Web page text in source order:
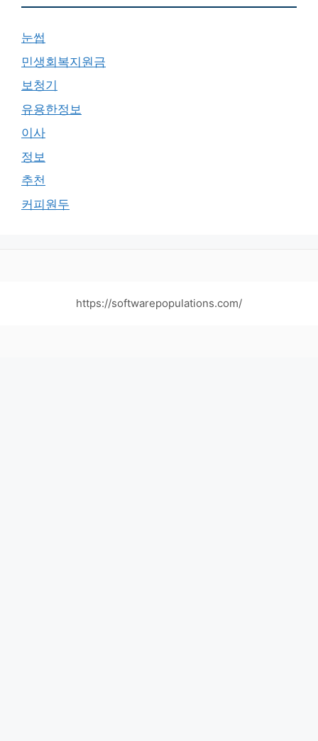
눈썹
민생회복지원금
보청기
유용한정보
이사
정보
추천
커피원두
https://softwarepopulations.com/